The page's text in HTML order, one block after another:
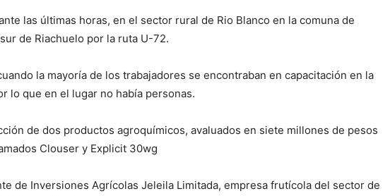
las últimas horas, en el sector rural de Rio Blanco en la comuna de
de Riachuelo por la ruta U-72.
la mayoría de los trabajadores se encontraban en capacitación en la
lo que en el lugar no había personas.
de dos productos agroquímicos, avaluados en siete millones de pesos
Clouser y Explicit 30wg
de Inversiones Agrícolas Jeleila Limitada, empresa frutícola del sector de